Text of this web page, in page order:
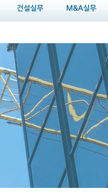
건설실무 M&A실무